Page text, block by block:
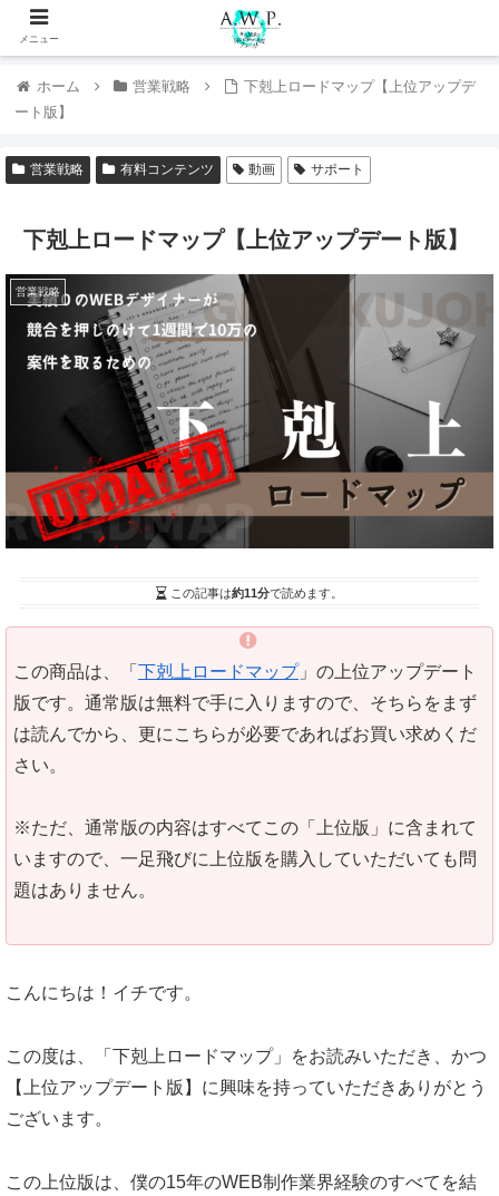
ホーム 営業戦略
下剋上ロードマップ【上位アップデ
ート版】
営業戦略 有料コンテンツ 動画 サポート
下剋上ロードマップ【上位アップデート版】
営業戦略
この記事は約11分で読めます。
この商品は、「 下剋上ロードマップ」の上位アップデート
版です。通常版は無料で手に入りますので、そちらをまず
は読んでから、更にこちらが必要であればお買い求めくだ
さい。
※ただ、通常版の内容はすべてこの「上位版」に含まれて
いますので、一足飛びに上位版を購入していただいても問
題はありません。
こんにちは！イチです。
この度は、「下剋上ロードマップ」をお読みいただき、かつ
【上位アップデート版】に興味を持っていただきありがとう
ございます。
この上位版は、僕の15年のWEB制作業界経験のすべてを結
メニュー